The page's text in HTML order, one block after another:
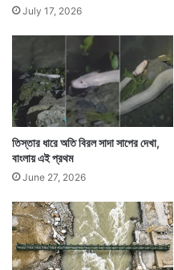
July 17, 2026
তিস্তার ধারে অতি বিরল সাদা সাপের দেখা,
বাংলায় এই প্রথম
June 27, 2026